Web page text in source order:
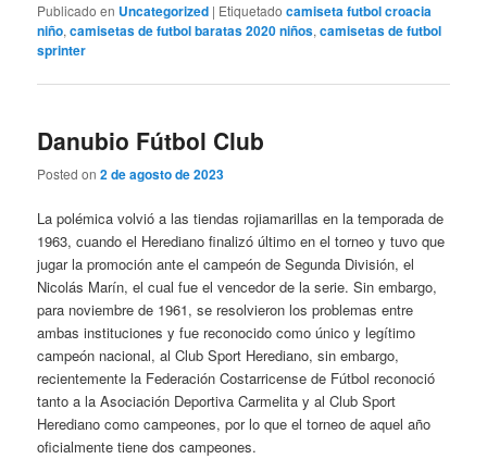
Publicado en Uncategorized | Etiquetado camiseta futbol croacia
niño,camisetas de futbol baratas 2020 niños,camisetas de futbol
sprinter
Danubio Fútbol Club
Posted on2 de agosto de 2023
La polémica volvió a las tiendas rojiamarillas en la temporada de
1963, cuando el Herediano finalizó último en el torneo y tuvo que
jugar la promoción ante el campeón de Segunda División, el
Nicolás Marín, el cual fue el vencedor de la serie. Sin embargo,
para noviembre de 1961, se resolvieron los problemas entre
ambas instituciones y fue reconocido como único y legítimo
campeón nacional, al Club Sport Herediano, sin embargo,
recientemente la Federación Costarricense de Fútbol reconoció
tanto a la Asociación Deportiva Carmelita y al Club Sport
Herediano como campeones, por lo que el torneo de aquel año
oficialmente tiene dos campeones.